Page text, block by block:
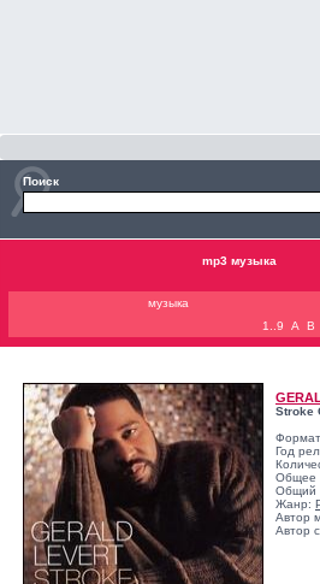
Поиск
mp3 музыка
музыка
1..9
A B
Stroke
Год
Общее
Общий
Жанр:
Автор
Автор